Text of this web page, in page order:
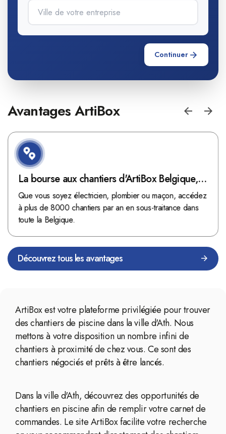
Continuer
Avantages ArtiBox
La bourse aux chantiers d'ArtiBox Belgique,
véritable mine d'or !
Que vous soyez électricien, plombier ou maçon, accédez
à plus de 8000 chantiers par an en sous-traitance dans
toute la Belgique.
Découvrez tous les avantages
ArtiBox est votre plateforme privilégiée pour trouver
des chantiers de piscine dans la ville d'Ath. Nous
mettons à votre disposition un nombre infini de
chantiers à proximité de chez vous. Ce sont des
chantiers négociés et prêts à être lancés.
Dans la ville d'Ath, découvrez des opportunités de
chantiers en piscine afin de remplir votre carnet de
commandes. Le site ArtiBox facilite votre recherche